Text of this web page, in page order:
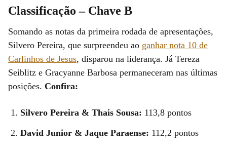
Classificação – Chave B
Somando as notas da primeira rodada de apresentações,
Silvero Pereira, que surpreendeu ao ganhar nota 10 de
Carlinhos de Jesus, disparou na liderança. Já Tereza
Seiblitz e Gracyanne Barbosa permaneceram nas últimas
posições. Confira:
Silvero Pereira & Thais Sousa: 113,8 pontos
David Junior & Jaque Paraense: 112,2 pontos